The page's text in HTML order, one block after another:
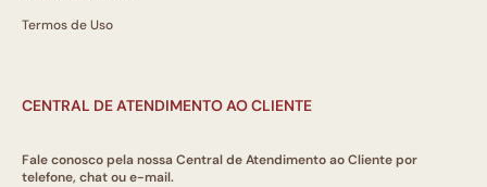
Termos de Uso
CENTRAL DE ATENDIMENTO AO CLIENTE
Fale conosco pela nossa Central de Atendimento ao Cliente por
telefone, chat ou e-mail.